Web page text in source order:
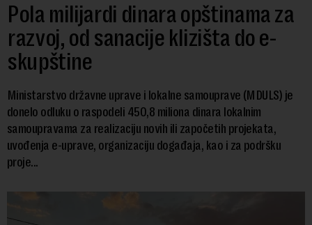
Pola milijardi dinara opštinama za
razvoj, od sanacije klizišta do e-
skupštine
Ministarstvo državne uprave i lokalne samouprave (MDULS) je
donelo odluku o raspodeli 450,8 miliona dinara lokalnim
samoupravama za realizaciju novih ili započetih projekata,
uvođenja e-uprave, organizaciju događaja, kao i za podršku
proje...